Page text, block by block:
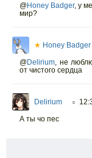
@Honey Badger, у
мир?
★ Honey Badger
@Delirium, не
от чистого сердца
Delirium ○
А ты чо пес